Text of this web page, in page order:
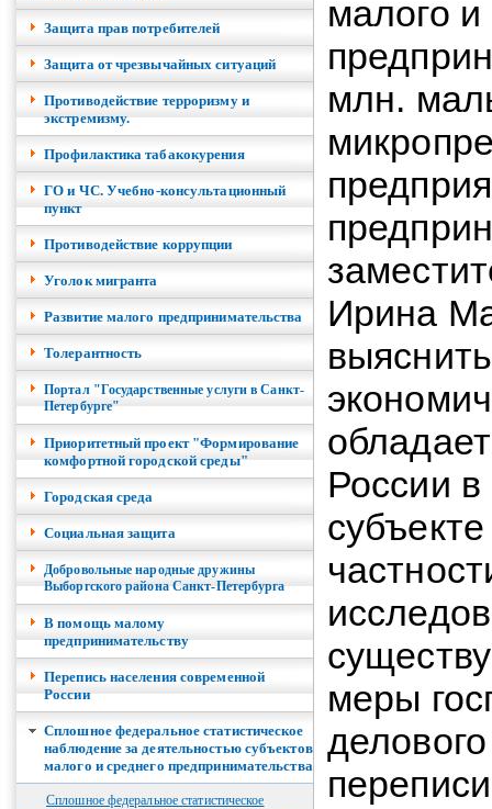
Защита прав потребителей
Защита от чрезвычайных ситуаций
Противодействие терроризму и
экстремизму.
Профилактика табакокурения
ГО и ЧС. Учебно-консультационный
пункт
Противодействие коррупции
Уголок мигранта
Развитие малого предпринимательства
Толерантность
Портал "Государственные услуги в Санкт-
Петербурге"
Приоритетный проект "Формирование
комфортной городской среды"
Городская среда
Социальная защита
Добровольные народные дружины
Выборгского района Санкт-Петербурга
В помощь малому
предпринимательству
Перепись населения современной
России
Сплошное федеральное статистическое
наблюдение за деятельностью субъектов
малого и среднего предпринимательства
Сплошное федеральное статистическое
малого и
млн.
Ирина
России
меры